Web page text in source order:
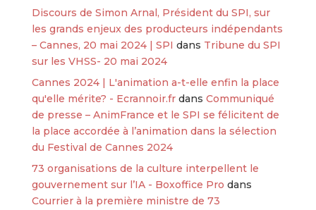
Discours de Simon Arnal, Président du SPI, sur
les grands enjeux des producteurs indépendants
– Cannes, 20 mai 2024 | SPI dans Tribune du SPI
sur les VHSS- 20 mai 2024
Cannes 2024 | L'animation a-t-elle enfin la place
qu'elle mérite? - Ecrannoir.frdans Communiqué
de presse – AnimFrance et le SPI se félicitent de
la place accordée à l’animation dans la sélection
du Festival de Cannes 2024
73 organisations de la culture interpellent le
gouvernement sur l’IA - Boxoffice Pro dans
Courrier à la première ministre de 73